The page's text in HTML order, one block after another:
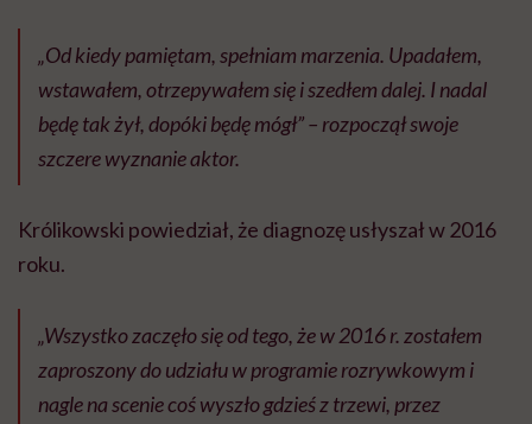
„Od kiedy pamiętam, spełniam marzenia. Upadałem,
wstawałem, otrzepywałem się i szedłem dalej. I nadal
będę tak żył, dopóki będę mógł” – rozpoczął swoje
szczere wyznanie aktor.
Królikowski powiedział, że diagnozę usłyszał w 2016
roku.
„Wszystko zaczęło się od tego, że w 2016 r. zostałem
zaproszony do udziału w programie rozrywkowym i
nagle na scenie coś wyszło gdzieś z trzewi, przez